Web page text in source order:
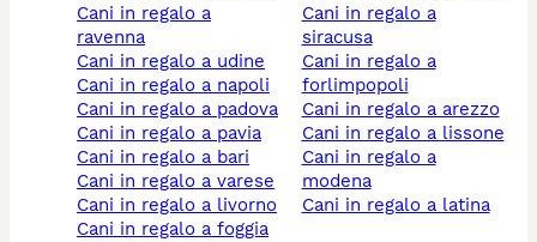
cani in regalo a
ravenna
cani in regalo a udine
cani in regalo a napoli
cani in regalo a padova
cani in regalo a pavia
cani in regalo a bari
cani in regalo a varese
cani in regalo a livorno
cani in regalo a foggia
cani in regalo a
siracusa
cani in regalo a
forlimpopoli
cani in regalo a arezzo
cani in regalo a lissone
cani in regalo a
modena
cani in regalo a latina